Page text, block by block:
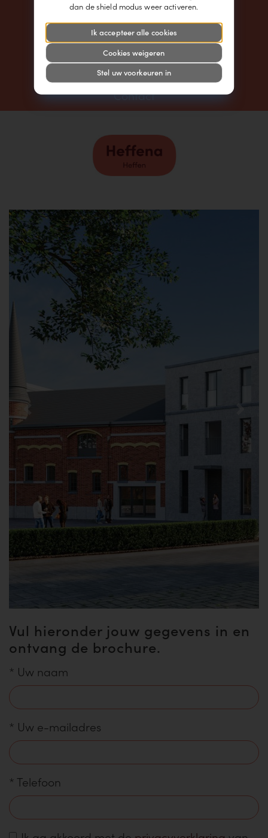
Locatie
Foto's
Plannen
Contact
Previous Next
Vul hieronder jouw gegevens in en
ontvang de brochure.
* Uw naam
* Uw e-mailadres
* Telefoon
dan de shield modus weer activeren.
Ik accepteer alle cookies
Cookies weigeren
Stel uw voorkeuren in